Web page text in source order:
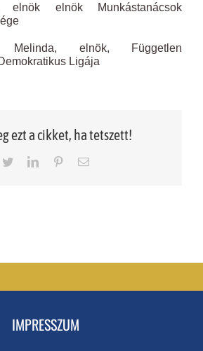
elnök elnök Munkástanácsok
elnök, Független
Ligája
ezt a cikket, ha tetszett!
TwitterLinkedInPinterestEmail
IMPRESSZUM